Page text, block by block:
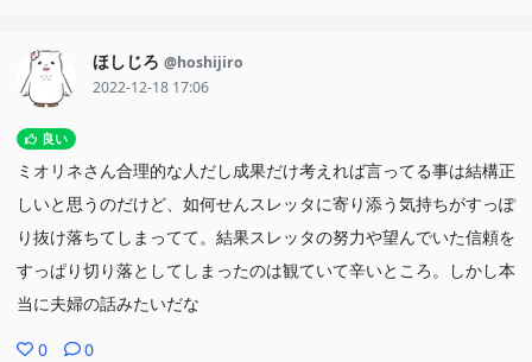
ほしじろ @hoshijiro
2022-12-18 17:06
良い
ミオリネさん合理的な人だし成果だけ考えれば言ってる事は結構正
しいと思うのだけど、如何せんスレッタに寄り添う気持ちがすっぽ
り抜け落ちてしまってて。結果スレッタの努力や望んでいた信頼を
すっぱり切り落としてしまったのは観ていて辛いところ。しかし本
当に夫婦の話みたいだな
0 0